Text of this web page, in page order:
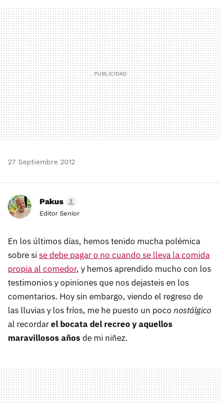
MAIL
27 Septiembre 2012
Pakus
Editor Senior
En los últimos días, hemos tenido mucha polémica
sobre si se debe pagar o no cuando se lleva la comida
propia al comedor, y hemos aprendido mucho con los
testimonios y opiniones que nos dejasteis en los
comentarios. Hoy sin embargo, viendo el regreso de
las lluvias y los fríos, me he puesto un poco nostálgico
al recordarel bocata del recreo y aquellos
maravillosos años de mi niñez.